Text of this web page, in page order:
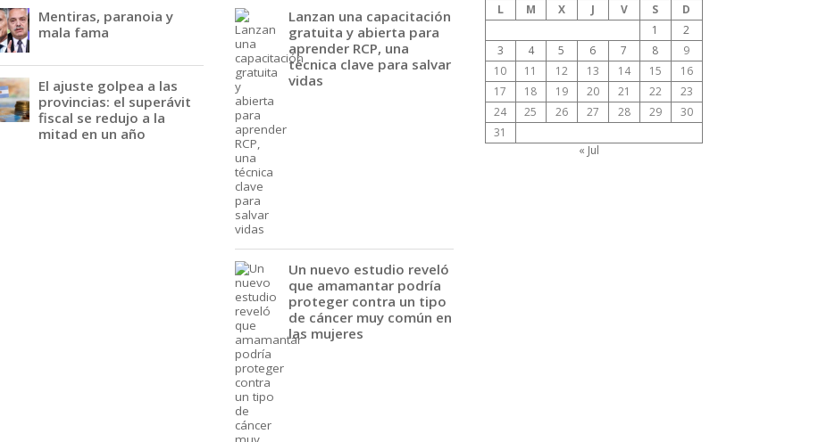
Mentiras, paranoia y
mala fama
El ajuste golpea a las
provincias: el superávit
fiscal se redujo a la
mitad en un año
Lanzan una capacitación
gratuita y abierta para
aprender RCP, una
técnica clave para salvar
vidas
Un nuevo estudio reveló
que amamantar podría
proteger contra un tipo
de cáncer muy común en
las mujeres
L M X J V S
D
1
2
3
4 5 6 7 8
9
10
11 12 13 14 15
16
17
18 19 20 21 22
23
24
25 26 27 28 29
30
31
« Jul